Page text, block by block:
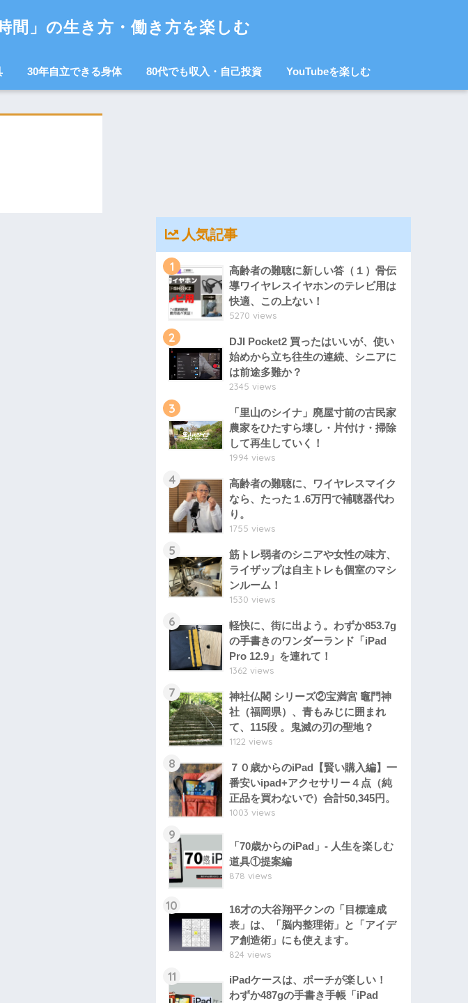
」の生き方・働き方を楽しむ
30年自立できる身体 80代でも収入・自己投資 YouTubeを楽しむ
人気記事
1
高齢者の難聴に新しい答（１）骨伝
導ワイヤレスイヤホンのテレビ用は
快適、この上ない！
5270 views
2
DJI Pocket2 買ったはいいが、使い
始めから立ち往生の連続、シニアに
は前途多難か？
2345 views
3
「里山のシイナ」廃屋寸前の古民家
農家をひたすら壊し・片付け・掃除
して再生していく！
1994 views
4
高齢者の難聴に、ワイヤレスマイク
なら、たった１.6万円で補聴器代わ
り。
1755 views
5
筋トレ弱者のシニアや女性の味方、
ライザップは自主トレも個室のマシ
ンルーム！
1530 views
6
軽快に、街に出よう。わずか853.7g
の手書きのワンダーランド「iPad
Pro 12.9」を連れて！
1362 views
7
神社仏閣 シリーズ②宝満宮 竈門神
社（福岡県）、青もみじに囲まれ
て、115段 。鬼滅の刃の聖地？
1122 views
8
７０歳からのiPad【賢い購入編】一
番安いipad+アクセサリー４点（純
正品を買わないで）合計50,345円。
1003 views
9
「70歳からのiPad」- 人生を楽しむ
道具①提案編
878 views
10
16才の大谷翔平クンの「目標達成
表」は、「脳内整理術」と「アイデ
ア創造術」にも使えます。
824 views
11
iPadケースは、ポーチが楽しい！
わずか487gの手書き手帳「iPad